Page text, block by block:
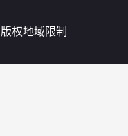
版权地域限制